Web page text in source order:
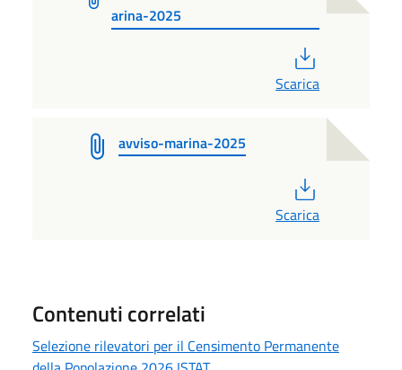
arina-2025
Scarica
avviso-marina-2025
Scarica
Contenuti correlati
Selezione rilevatori per il Censimento Permanente